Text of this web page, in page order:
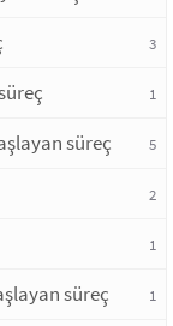
3
1
süreç 5
2
1
süreç 1